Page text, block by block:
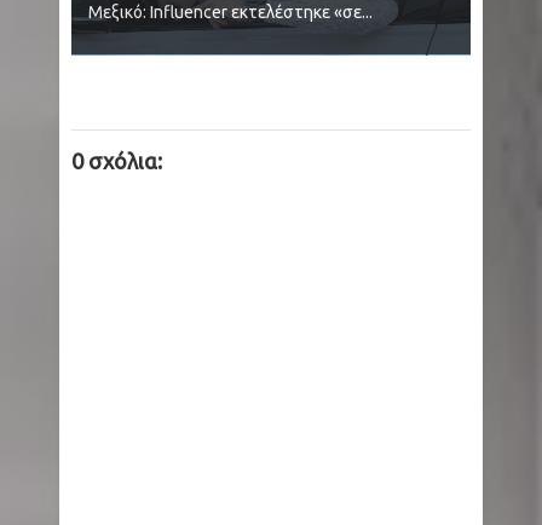
εγκαύματα
Αίτημα να αποχωρήσει ο πρεσβευτής στην
Μεξικό: Influencer εκτελέστηκε «σε...
0 σχόλια: